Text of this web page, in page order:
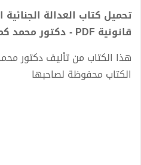
تحميل كتاب العدالة
قانونية PDF - دكتور محمد كمال الرخاوي
هذا الكتاب من تأليف دكتور
الكتاب محفوظة لصاحبها